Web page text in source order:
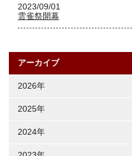
2023/09/01
雲雀祭開幕
アーカイブ
2026年
2025年
2024年